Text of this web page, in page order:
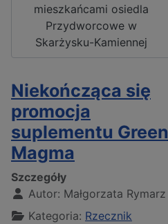
mieszkańcami osiedla
Przydworcowe w
Skarżysku-Kamiennej
Niekończąca się
promocja
suplementu Green
Magma
Szczegóły
Autor: Małgorzata Rymarz
Kategoria: Rzecznik